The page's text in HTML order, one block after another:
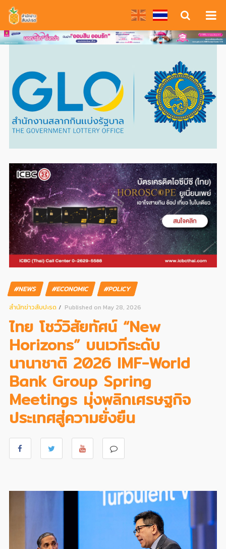
#NEWS #ECONOMIC
#POLICY
สํานักข่าวสับปะรด
Published on May 28, 2026
ไทย โชว์วิสัยทัศน์ “New
Horizons” บนเวทีระดับ
นานาชาติ 2026 IMF-World
Bank Group Spring
Meetings มุ่งพลิกเศรษฐกิจ
ประเทศสู่ความยั่งยืน